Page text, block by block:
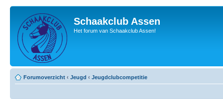
Schaakclub Assen
Het forum van Schaakclub Assen!
Forumoverzicht ‹ Jeugd ‹ Jeugdclubcompetitie